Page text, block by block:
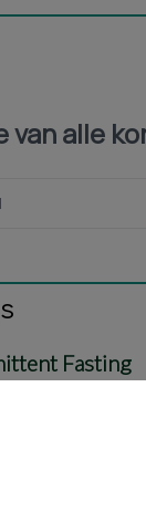
alle
Fasting